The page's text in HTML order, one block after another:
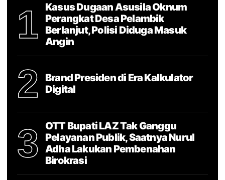
1
Kasus Dugaan Asusila Oknum
Perangkat Desa Pelambik
Berlanjut, Polisi Diduga Masuk
Angin
2
Brand Presiden di Era Kalkulator
Digital
3
OTT Bupati LAZ Tak Ganggu
Pelayanan Publik, Saatnya Nurul
Adha Lakukan Pembenahan
Birokrasi